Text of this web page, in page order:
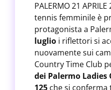
PALERMO 21
tennis femminile è
protagonista a
luglioi riflettori si
nuovamente sui
Country Time Club
dei Palermo Ladies
125che si conferma